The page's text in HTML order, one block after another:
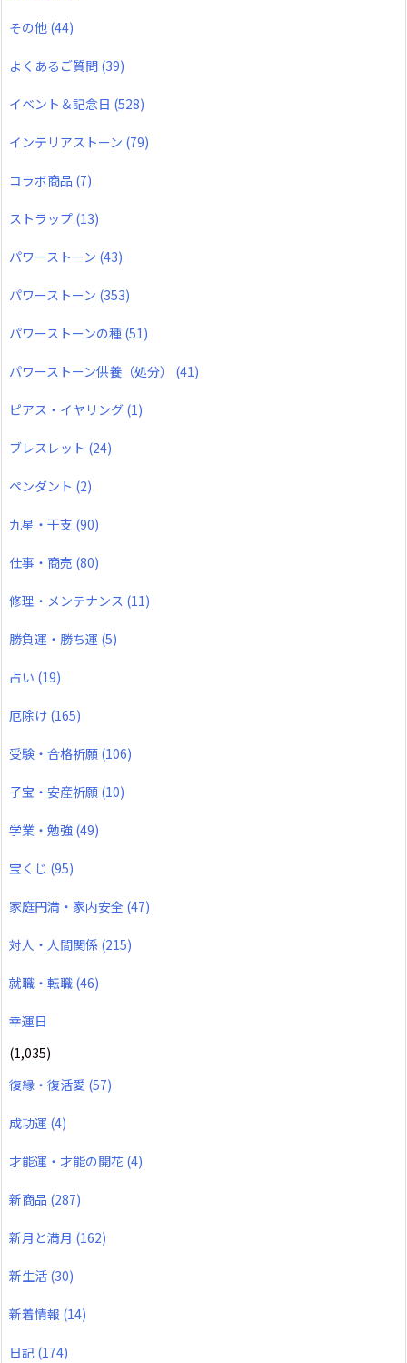
その他 (44)
よくあるご質問 (39)
イベント＆記念日 (528)
インテリアストーン (79)
コラボ商品 (7)
ストラップ (13)
パワーストーン (43)
パワーストーン (353)
パワーストーンの種 (51)
パワーストーン供養（処分） (41)
ピアス・イヤリング (1)
ブレスレット (24)
ペンダント (2)
九星・干支 (90)
仕事・商売 (80)
修理・メンテナンス (11)
勝負運・勝ち運 (5)
占い (19)
厄除け (165)
受験・合格祈願 (106)
子宝・安産祈願 (10)
学業・勉強 (49)
宝くじ (95)
家庭円満・家内安全 (47)
対人・人間関係 (215)
就職・転職 (46)
幸運日
(1,035)
復縁・復活愛 (57)
成功運 (4)
才能運・才能の開花 (4)
新商品 (287)
新月と満月 (162)
新生活 (30)
新着情報 (14)
日記 (174)